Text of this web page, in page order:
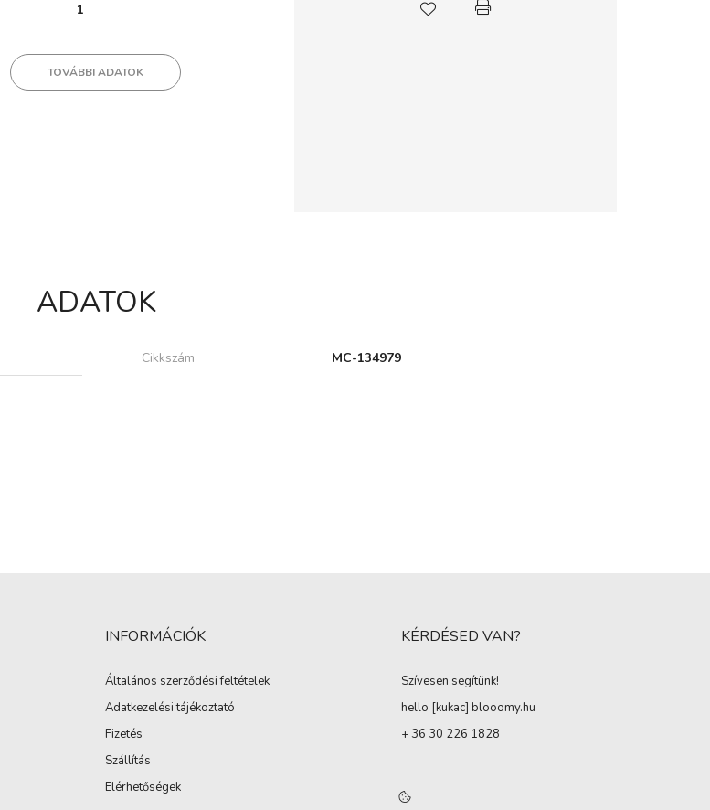
1
TOVÁBBI ADATOK
ADATOK
Cikkszám
MC-134979
INFORMÁCIÓK
Általános szerződési feltételek
Adatkezelési tájékoztató
Fizetés
Szállítás
Elérhetőségek
KÉRDÉSED VAN?
Szívesen segítünk!
hello [kukac] blooomy.hu
+ 36 30 226 1828